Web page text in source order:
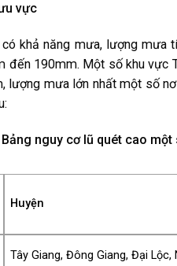
vực
năng mưa, lượng mưa
190mm. Một số khu vực
lượng mưa lớn nhất một số
Bảng nguy cơ lũ quét cao một
Huyện
Tây Giang, Đông Giang, Đại Lộc,